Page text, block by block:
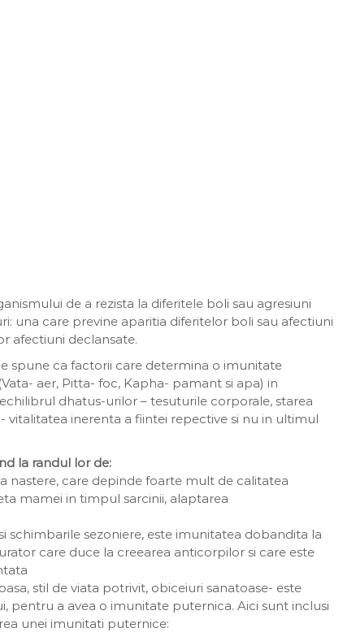
de a rezista la diferitele boli sau agresiuni
una care previne aparitia diferitelor boli sau afectiuni
afectiuni declansate.
spune ca factorii care determina o imunitate
aer, Pitta- foc, Kapha- pamant si apa) in
dhatus-urilor – tesuturile corporale, starea
inerenta a fiintei repective si nu in ultimul
la randul lor de:
nastere, care depinde foarte mult de calitatea
mamei in timpul sarcinii, alaptarea
sezoniere, este imunitatea dobandita la
care duce la creearea anticorpilor si care este
stil de viata potrivit, obiceiuri sanatoase- este
pentru a avea o imunitate puternica. Aici sunt inclusi
unei imunitati puternice: